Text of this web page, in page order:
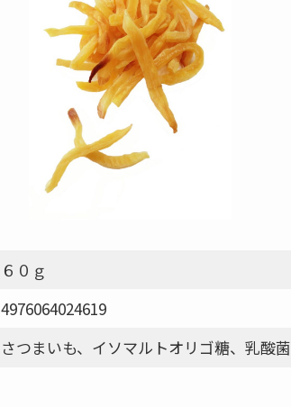
６０ｇ
4976064024619
さつまいも、イソマルトオリゴ糖、乳酸菌